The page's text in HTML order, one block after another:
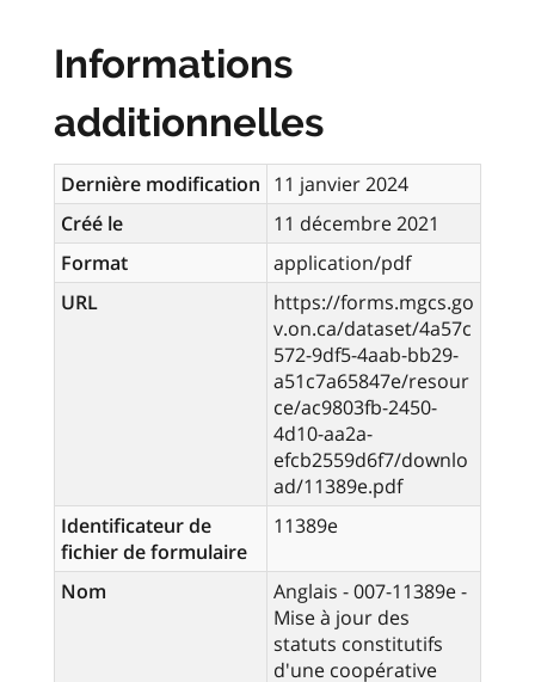
Informations
additionnelles
Dernière modification 11 janvier 2024
Créé le
11 décembre 2021
Format
application/pdf
URL
https://forms.mgcs.go
v.on.ca/dataset/4a57c
572-9df5-4aab-bb29-
a51c7a65847e/resour
ce/ac9803fb-2450-
4d10-aa2a-
efcb2559d6f7/downlo
ad/11389e.pdf
Identificateur de
fichier de formulaire
11389e
Nom
Anglais - 007-11389e -
Mise à jour des
statuts constitutifs
d'une coopérative